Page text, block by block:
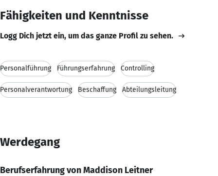
Fähigkeiten und Kenntnisse
Logg Dich jetzt ein, um das ganze Profil zu sehen.
Personalführung Führungserfahrung Controlling
Personalverantwortung Beschaffung Abteilungsleitung
Werdegang
Berufserfahrung von Maddison Leitner